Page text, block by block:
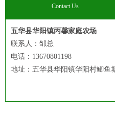
Contact Us
五华县华阳镇丙馨家庭农场
联系人：邹总
电话：13670801198
地址：五华县华阳镇华阳村鲫鱼